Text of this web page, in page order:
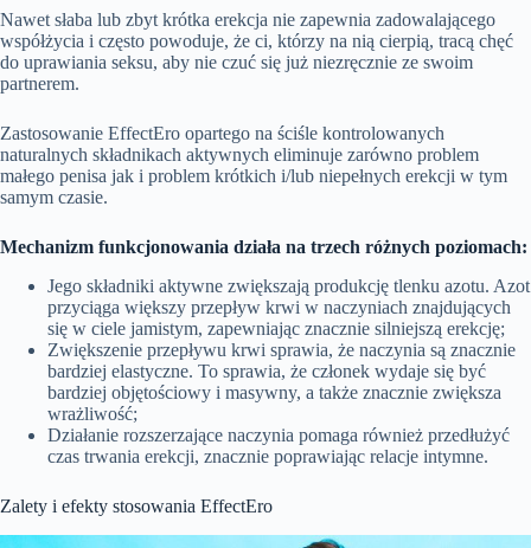
Nawet słaba lub zbyt krótka erekcja nie zapewnia zadowalającego
współżycia i często powoduje, że ci, którzy na nią cierpią, tracą chęć
do uprawiania seksu, aby nie czuć się już niezręcznie ze swoim
partnerem.
Zastosowanie EffectEro opartego na ściśle kontrolowanych
naturalnych składnikach aktywnych eliminuje zarówno problem
małego penisa jak i problem krótkich i/lub niepełnych erekcji w tym
samym czasie.
Mechanizm funkcjonowania działa na trzech różnych poziomach:
Jego składniki aktywne zwiększają produkcję tlenku azotu. Azot
przyciąga większy przepływ krwi w naczyniach znajdujących
się w ciele jamistym, zapewniając znacznie silniejszą erekcję;
Zwiększenie przepływu krwi sprawia, że naczynia są znacznie
bardziej elastyczne. To sprawia, że członek wydaje się być
bardziej objętościowy i masywny, a także znacznie zwiększa
wrażliwość;
Działanie rozszerzające naczynia pomaga również przedłużyć
czas trwania erekcji, znacznie poprawiając relacje intymne.
Zalety i efekty stosowania EffectEro